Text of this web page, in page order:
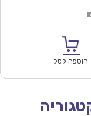
הוספה לסל